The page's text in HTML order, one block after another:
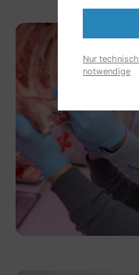
Nur technisch
notwendige